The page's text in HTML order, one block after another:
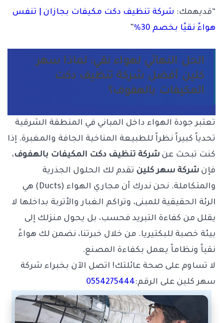
“قديهمك: شركة تنظيف دكت مكيفات بجازان | تنفس
هواءً نقيًا بخصم 30%
”
الحل النهائي لهواء نقي: لماذا سهر
كلين أفضل شركة تنظيف دكت
المكيفات بالهفوف؟
تعتبر جودة الهواء داخل المباني في المنطقة الشرقية
تحدياً كبيراً نظراً للطبيعة المناخية الجافة والمغبرة. إذا
كنت تبحث عن شركة تنظيف دكت المكيفات بالهفوف،
فإن شركة سهر كلين تقدم لك الحلول الجذرية
والمتكاملة. نحن ندرك أن مجاري الهواء (Ducts) هي
الرئة الحقيقية للمبنى، وتراكم الغبار والأتربة بداخلها لا
يقلل من كفاءة التبريد فحسب، بل يحول منزلك إلى
بيئة خصبة للبكتيريا. من خلال خبرتنا، نضمن لك هواءً
نقياً ونظاماً يعمل بكفاءة المصنع.
لا تساوم على صحة عائلتك! اتصل الآن بخبراء شركة
سهر كلين على الرقم:0554275444